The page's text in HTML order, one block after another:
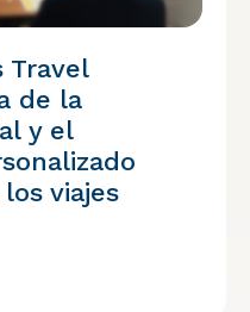
Travel
de la
y el
viajes